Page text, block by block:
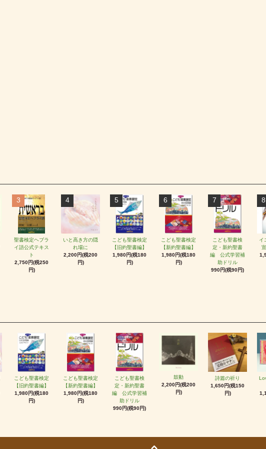
3
聖書検定ヘブラ
イ語公式テキス
ト
2,750円(税250
円)
4
いと高き方の隠
れ場に
2,200円(税200
円)
5
こども聖書検定
【旧約聖書編】
1,980円(税180
円)
6
こども聖書検定
【新約聖書編】
1,980円(税180
円)
7
こども聖書検
定・新約聖書
編 公式学習補
助ドリル
990円(税90円)
8
イ
こども聖書検定
【旧約聖書編】
1,980円(税180
円)
こども聖書検定
【新約聖書編】
1,980円(税180
円)
こども聖書検
定・新約聖書
編 公式学習補
助ドリル
990円(税90円)
鼓動
2,200円(税200
円)
詩篇の祈り
1,650円(税150
円)